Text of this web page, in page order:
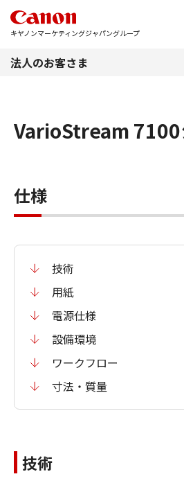
キヤノンマーケティングジャパングループ
法人のお客さま
VarioStream 7100
仕様
技術
用紙
電源仕様
設備環境
ワークフロー
寸法・質量
技術